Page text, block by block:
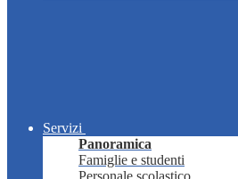
Servizi
Panoramica
Famiglie e studenti